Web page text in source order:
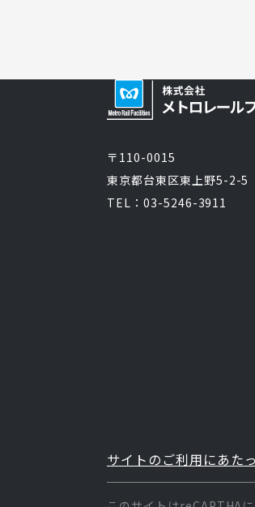
〒110-0015
東京都台東区東上野5-
TEL：03-5246-3911
サイトのご利用にあた